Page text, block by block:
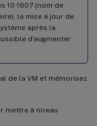
10 1607 (nom de
), la mise à jour de
après la
d’augmenter
de la VM et mémorisez
mettre à niveau